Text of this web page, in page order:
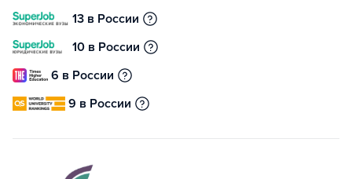
13 в России
10 в России
6 в России
9 в России